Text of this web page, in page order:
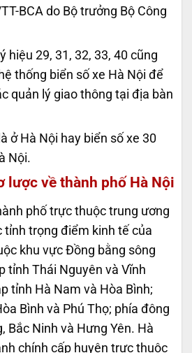
BCA do Bộ trưởng Bộ Công
hiệu 29, 31, 32, 33, 40 cũng
thống biển số xe Hà Nội để
quản lý giao thông tại địa bàn
ở Hà Nội hay biển số xe 30
Nội.
lược về thành phố Hà Nội
phố trực thuộc trung ương
tỉnh trọng điểm kinh tế của
khu vực Đồng bằng sông
tỉnh Thái Nguyên và Vĩnh
tỉnh Hà Nam và Hòa Bình;
Bình và Phú Thọ; phía đông
Bắc Ninh và Hưng Yên. Hà
chính cấp huyện trực thuộc